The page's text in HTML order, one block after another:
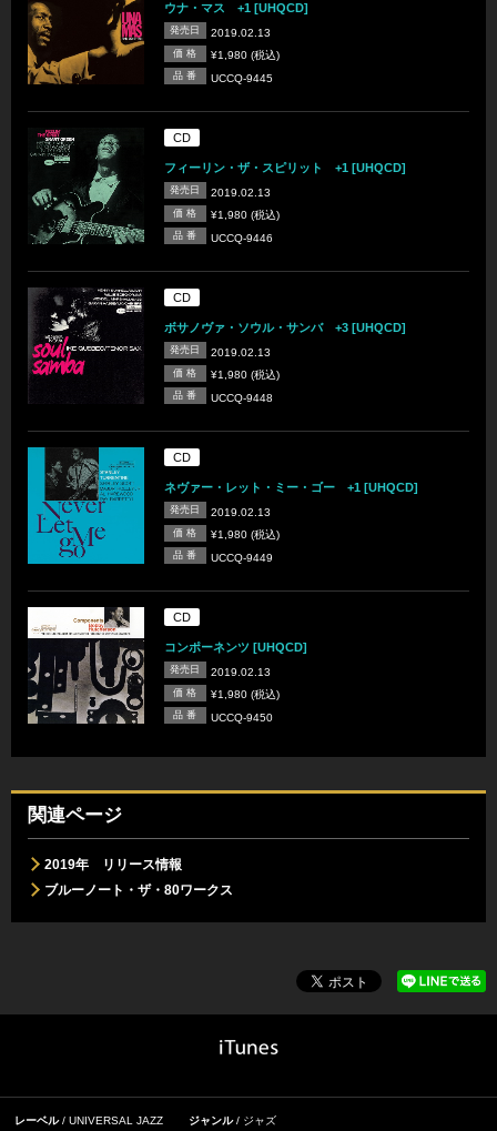
ウナ・マス +1 [UHQCD]
発売日 2019.02.13
価 格 ¥1,980 (税込)
品 番 UCCQ-9445
CD
フィーリン・ザ・スピリット +1 [UHQCD]
発売日 2019.02.13
価 格 ¥1,980 (税込)
品 番 UCCQ-9446
CD
ボサノヴァ・ソウル・サンバ +3 [UHQCD]
発売日 2019.02.13
価 格 ¥1,980 (税込)
品 番 UCCQ-9448
CD
ネヴァー・レット・ミー・ゴー +1 [UHQCD]
発売日 2019.02.13
価 格 ¥1,980 (税込)
品 番 UCCQ-9449
CD
コンポーネンツ [UHQCD]
発売日 2019.02.13
価 格 ¥1,980 (税込)
品 番 UCCQ-9450
関連ページ
2019年 リリース情報
ブルーノート・ザ・80ワークス
レーベル UNIVERSAL JAZZ ジャンル ジャズ